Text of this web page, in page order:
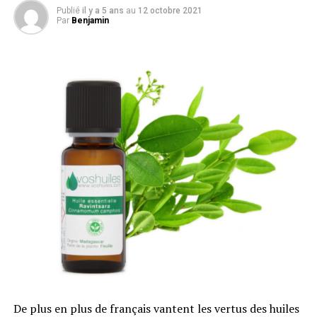
arômes de viande, ils sont agglomérés en croquettes
et conditionnés dans des sachets indissociables de ceux
Publié il y a 5 ans au 12 octobre 2021
Par Benjamin
De plus en plus de français vantent les vertus des huiles